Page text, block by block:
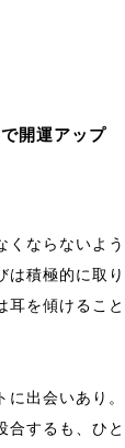
開運アップ
くならないよ
は積極的に取
耳を傾けるこ
に出会いあり
合するも、ひ